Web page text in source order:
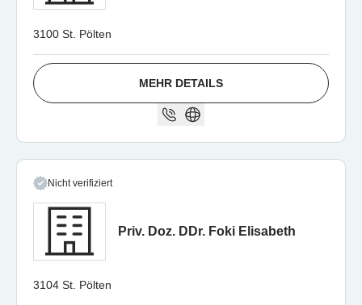
3100 St. Pölten
MEHR DETAILS
Nicht verifiziert
Priv. Doz. DDr. Foki Elisabeth
3104 St. Pölten